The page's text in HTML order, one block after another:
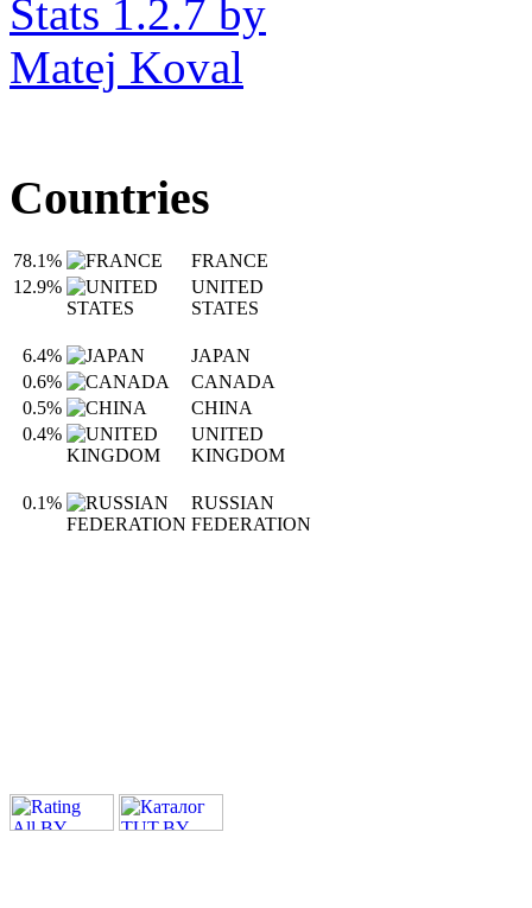
Countries
78.1%
FRANCE
12.9%
UNITED
STATES
6.4%
JAPAN
0.6%
CANADA
0.5%
CHINA
0.4%
UNITED
KINGDOM
0.1%
RUSSIAN
FEDERATION